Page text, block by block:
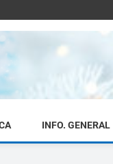
INFO. GENERAL